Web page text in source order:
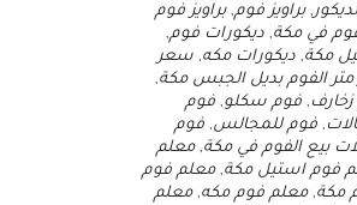
,براويز فوم,براويز فوم
فوم في مكة, ديكورات فوم,
مكة, ديكورات مكه, سعر
الفوم بديل الجبس مكة,
, فوم سكلو, فوم
, فوم للمجالس, فوم
بيع الفوم في مكة,معلم
فوم استيل مكة,معلم فوم
مكة,معلم فوم مكه,معلم